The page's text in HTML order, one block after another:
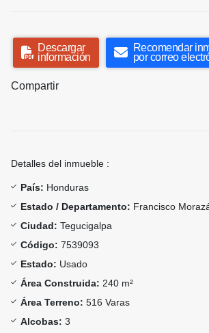
Descargar
información
Recomendar
por correo
Compartir
Detalles del inmueble :
País: Honduras
Estado / Departamento: Francisco
Ciudad: Tegucigalpa
Código: 7539093
Estado: Usado
Área Construida: 240 m²
Área Terreno: 516 Varas
Alcobas: 3